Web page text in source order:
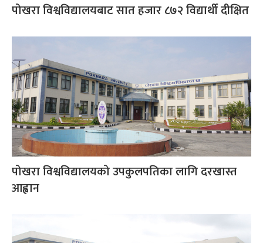
पोखरा विश्वविद्यालयबाट सात हजार ८७२ विद्यार्थी दीक्षित
पोखरा विश्वविद्यालयको उपकुलपतिका लागि दरखास्त
आह्वान